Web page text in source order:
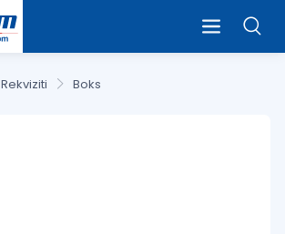
Rekviziti Boks